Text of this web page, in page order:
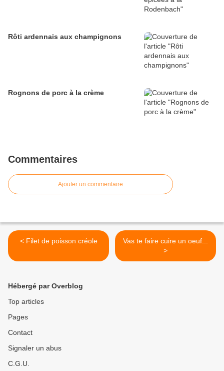
Rôti ardennais aux champignons
Rognons de porc à la crème
Commentaires
Ajouter un commentaire
< Filet de poisson créole
Vas te faire cuire un oeuf...
>
Hébergé par Overblog
Top articles
Pages
Contact
Signaler un abus
C.G.U.